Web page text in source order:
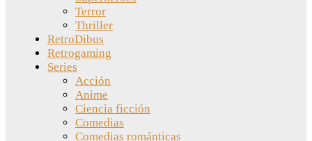
Terror
Thriller
RetroDibus
Retrogaming
Series
Acción
Anime
Ciencia ficción
Comedias
Comedias románticas